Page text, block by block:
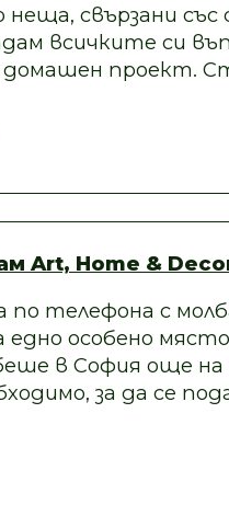
неща, свързани
всичките си
домашен
Art, Home &
по телефона с
особено
в София още
за да се